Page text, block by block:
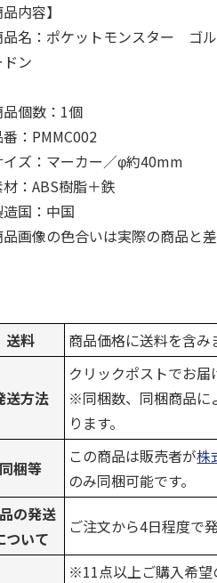
ポムポムプリン ヘ
ッドカバー ドライ
バー用（DR用）
5,500円
ハローキティ ア
アンカバー
(送料別・税込)
品内容】
名：ポケットモンスター ゴ
ン
個数：1個
：PMMC002
ズ：マーカー／φ約40mm
：ABS樹脂＋鉄
国：中国
画像の色合いは実際の商品と差
送料 商品価格に送料を含み
送方法
クリックポストでお届
※同梱数、同梱商品に
ります。
同梱等
この商品は販売者が株
のみ同梱可能です。
の発送
ついて
ご注文から4日程度で
※11点以上ご購入希望